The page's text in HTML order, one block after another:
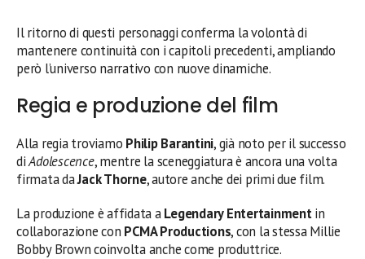
Il ritorno di questi personaggi conferma la volontà di
mantenere continuità con i capitoli precedenti, ampliando
però l’universo narrativo con nuove dinamiche.
Regia e produzione del film
Alla regia troviamo Philip Barantini, già noto per il successo
diAdolescence, mentre la sceneggiatura è ancora una volta
firmata daJack Thorne, autore anche dei primi due film.
La produzione è affidata aLegendary Entertainmentin
collaborazione con PCMA Productions, con la stessa Millie
Bobby Brown coinvolta anche come produttrice.